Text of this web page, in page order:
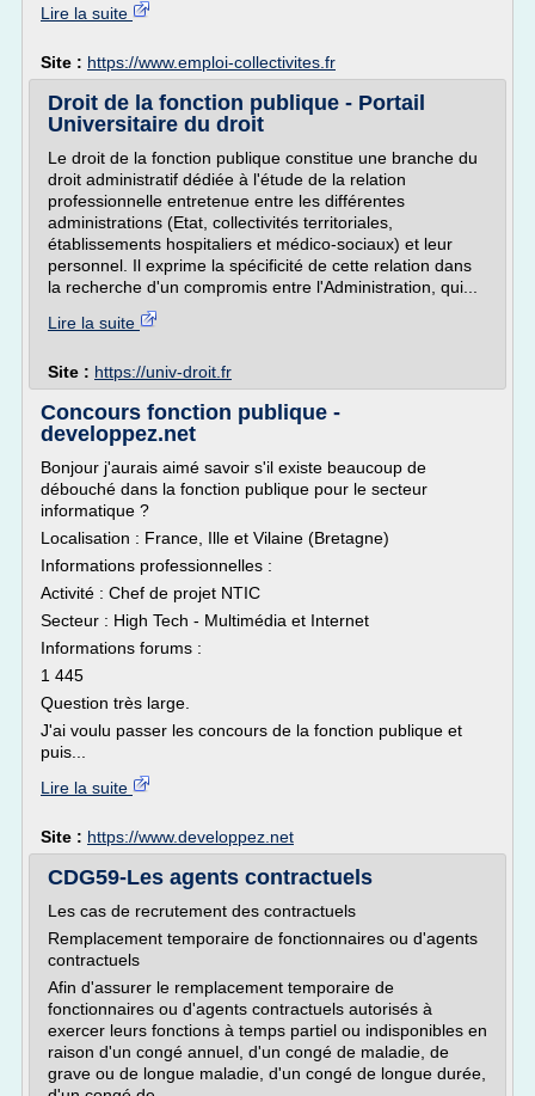
Lire la suite
Site : https://www.emploi-collectivites.fr
Droit de la fonction publique - Portail
Universitaire du droit
Le droit de la fonction publique constitue une branche du
droit administratif dédiée à l'étude de la relation
professionnelle entretenue entre les différentes
administrations (Etat, collectivités territoriales,
établissements hospitaliers et médico-sociaux) et leur
personnel. Il exprime la spécificité de cette relation dans
la recherche d'un compromis entre l'Administration, qui...
Lire la suite
Site : https://univ-droit.fr
Concours fonction publique -
developpez.net
Bonjour j'aurais aimé savoir s'il existe beaucoup de
débouché dans la fonction publique pour le secteur
informatique ?
Localisation : France, Ille et Vilaine (Bretagne)
Informations professionnelles :
Activité : Chef de projet NTIC
Secteur : High Tech - Multimédia et Internet
Informations forums :
1 445
Question très large.
J'ai voulu passer les concours de la fonction publique et
puis...
Lire la suite
Site : https://www.developpez.net
CDG59-Les agents contractuels
Les cas de recrutement des contractuels
Remplacement temporaire de fonctionnaires ou d'agents
contractuels
Afin d'assurer le remplacement temporaire de
fonctionnaires ou d'agents contractuels autorisés à
exercer leurs fonctions à temps partiel ou indisponibles en
raison d'un congé annuel, d'un congé de maladie, de
grave ou de longue maladie, d'un congé de longue durée,